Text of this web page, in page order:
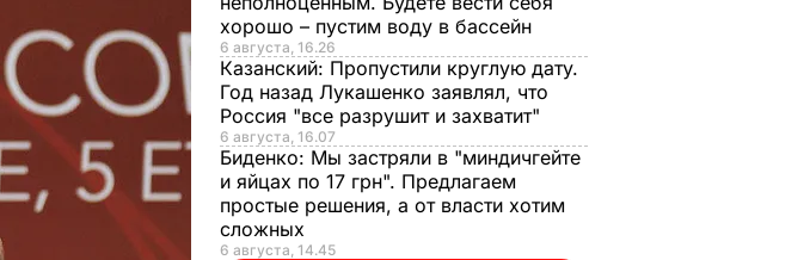
хорошо – пустим воду в бассейн
6 августа, 16.26
Казанский: Пропустили круглую дату.
Год назад Лукашенко заявлял, что
Россия "все разрушит и захватит"
6 августа, 16.07
Биденко: Мы застряли в "миндичгейте
и яйцах по 17 грн". Предлагаем
простые решения, а от власти хотим
сложных
6 августа, 14.45